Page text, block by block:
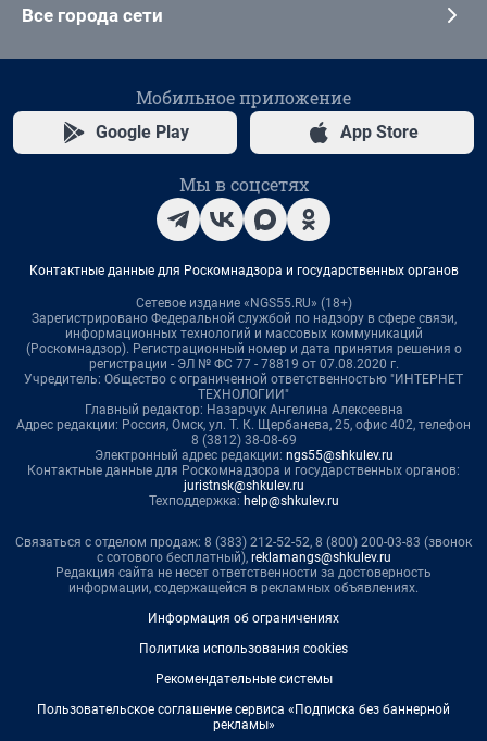
Все города сети
Мобильное приложение
Google Play App Store
Мы в соцсетях
Контактные данные для Роскомнадзора и государственных органов
Сетевое издание «NGS55.RU» (18+)
Зарегистрировано Федеральной службой по надзору в сфере связи,
информационных технологий и массовых коммуникаций
(Роскомнадзор). Регистрационный номер и дата принятия решения о
регистрации - ЭЛ № ФС 77 - 78819 от 07.08.2020 г.
Учредитель: Общество с ограниченной ответственностью "ИНТЕРНЕТ
ТЕХНОЛОГИИ"
Главный редактор: Назарчук Ангелина Алексеевна
Адрес редакции: Россия, Омск, ул. Т. К. Щербанева, 25, офис 402, телефон
8 (3812) 38-08-69
Электронный адрес редакции: ngs55@shkulev.ru
Контактные данные для Роскомнадзора и государственных органов:
juristnsk@shkulev.ru
Техподдержка: help@shkulev.ru
Связаться с отделом продаж: 8 (383) 212-52-52, 8 (800) 200-03-83 (звонок
с сотового бесплатный), reklamangs@shkulev.ru
Редакция сайта не несет ответственности за достоверность
информации, содержащейся в рекламных объявлениях.
Информация об ограничениях
Политика использования cookies
Рекомендательные системы
Пользовательское соглашение сервиса «Подписка без баннерной
рекламы»